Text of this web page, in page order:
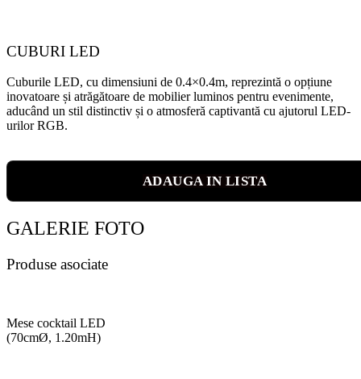
CUBURI LED
Cuburile LED, cu dimensiuni de 0.4×0.4m, reprezintă o opțiune
inovatoare și atrăgătoare de mobilier luminos pentru evenimente,
aducând un stil distinctiv și o atmosferă captivantă cu ajutorul LED-
urilor RGB.
ADAUGA IN LISTA
GALERIE FOTO
Produse asociate
Mese cocktail LED
(70cmØ, 1.20mH)